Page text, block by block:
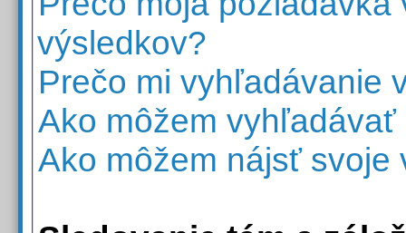
výsledkov?
Prečo mi vyhľadávanie
Ako môžem vyhľadávať
Ako môžem nájsť svoje